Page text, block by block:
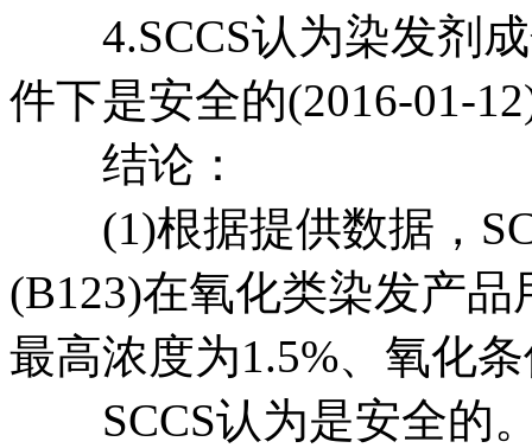
4.SCCS认为染发剂成
件下是安全的(2016-01-
结论：
(1)根据提供数据，
(B123)在氧化类染发产
最高浓度为1.5%、氧化
SCCS认为是安全的